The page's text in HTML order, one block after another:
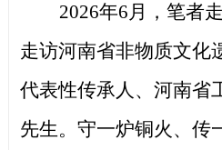
2026年6月，笔者
走访河南省非物质文化
代表性传承人、河南省
先生。守一炉铜火、传